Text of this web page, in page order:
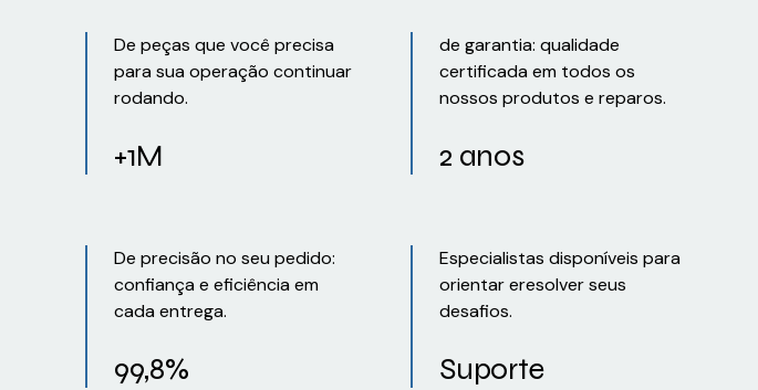
De peças que você precisa
para sua operação continuar
rodando.
+1M
de garantia: qualidade
certificada em todos os
nossos produtos e reparos.
2 anos
De precisão no seu pedido:
confiança e eficiência em
cada entrega.
99,8%
Especialistas disponíveis para
orientar eresolver seus
desafios.
Suporte